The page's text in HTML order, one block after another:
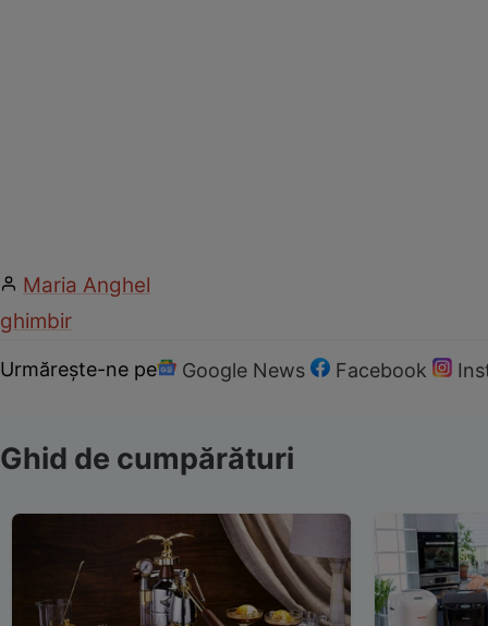
Maria Anghel
ghimbir
Urmărește-ne pe Google News Facebook
Ghid de cumpărături